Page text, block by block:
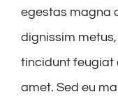
egestas magna
dignissim
tincidunt feugiat
amet. Sed eu